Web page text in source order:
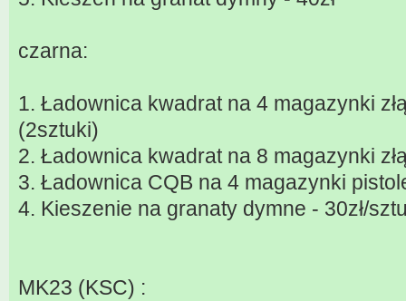
czarna:
1. Ładownica kwadrat na 4 magazynki
(2sztuki)
2. Ładownica kwadrat na 8 magazynki
3. Ładownica CQB na 4 magazynki
4. Kieszenie na granaty dymne - 30zł/
MK23 (KSC) :